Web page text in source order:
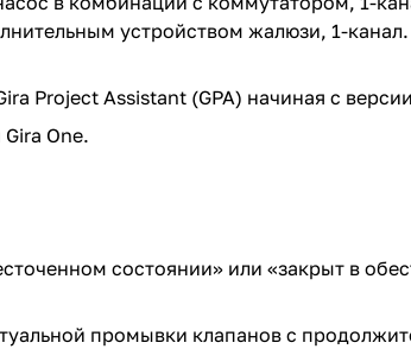
устройством жалюзи, 1-
Project Assistant (GPA) начиная с
One.
состоянии» или «закрыт в
промывки клапанов с